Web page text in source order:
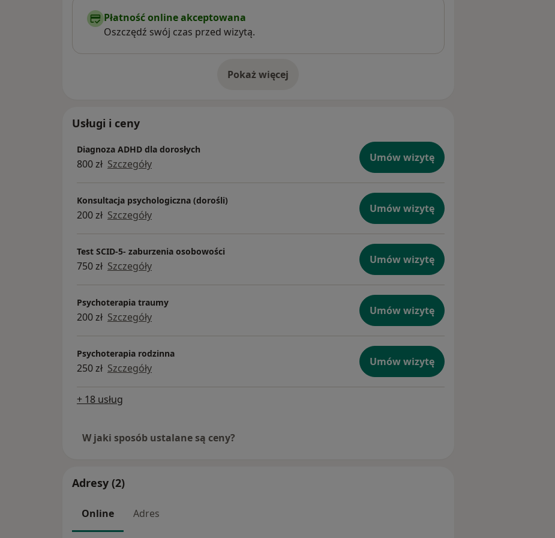
Płatność online akceptowana
Oszczędź swój czas przed wizytą.
Pokaż więcejo doświadczeniu
Usługi i ceny
Diagnoza ADHD dla dorosłych
800 zł Szczegóły Umów wizytę
Konsultacja psychologiczna (dorośli)
200 zł Szczegóły Umów wizytę
Test SCID-5- zaburzenia osobowości
750 zł Szczegóły Umów wizytę
Psychoterapia traumy
200 zł Szczegóły Umów wizytę
Psychoterapia rodzinna
250 zł Szczegóły Umów wizytę
+ 18 usług
W jaki sposób ustalane są ceny?
Adresy (2)
Online Adres